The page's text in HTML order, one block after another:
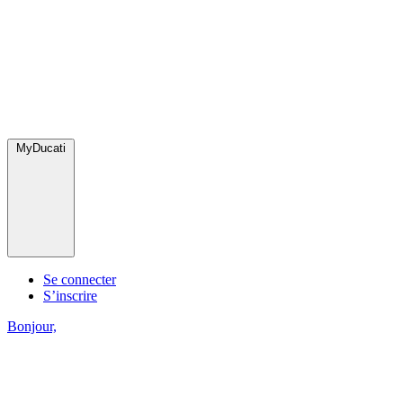
MyDucati
Se connecter
S’inscrire
Bonjour,